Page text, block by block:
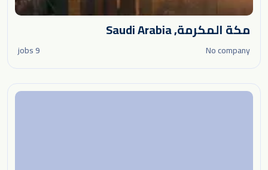
مكة المكرمة, Saudi Arabia
No company
9 jobs